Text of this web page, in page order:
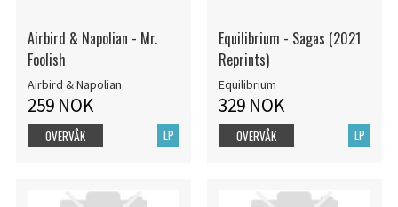
Airbird & Napolian - Mr.
Foolish
Airbird & Napolian
259 NOK
LP
OVERVÅK
Equilibrium - Sagas (2021
Reprints)
Equilibrium
329 NOK
LP
OVERVÅK